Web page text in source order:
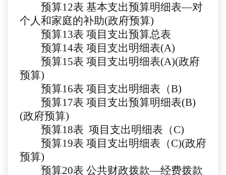
预算12表 基本支出预算明细表—对
个人和家庭的补助(政府预算)
预算13表 项目支出预算总表
预算14表 项目支出明细表(A)
预算1 5表 项目支出明细表(A)(政府
预算)
预算1 6表 项目支出明细表（B)
预算1 7表 项目支出预算明细表(B)
(政府预算)
预算18表 项目支出明细表（C)
预算19表 项目支出明细表（C)(政府
预算)
预算20表 公共财政拨款—经费拨款